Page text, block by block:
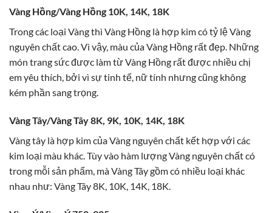
Vàng Hồng/Vàng Hồng 10K, 14K, 18K
Trong các loại Vàng thì Vàng Hồng là hợp kim có tỷ lệ Vàng
nguyên chất cao. Vì vậy, màu của Vàng Hồng rất đẹp. Những
món trang sức được làm từ Vàng Hồng rất được nhiều chị
em yêu thích, bởi vì sự tinh tế, nữ tính nhưng cũng không
kém phần sang trọng.
Vàng Tây/Vàng Tây 8K, 9K, 10K, 14K, 18K
Vàng tây là hợp kim của Vàng nguyên chất kết hợp với các
kim loại màu khác. Tùy vào hàm lượng Vàng nguyên chất có
trong mỗi sản phẩm, mà Vàng Tây gồm có nhiều loại khác
nhau như: Vàng Tây 8K, 10K, 14K, 18K.